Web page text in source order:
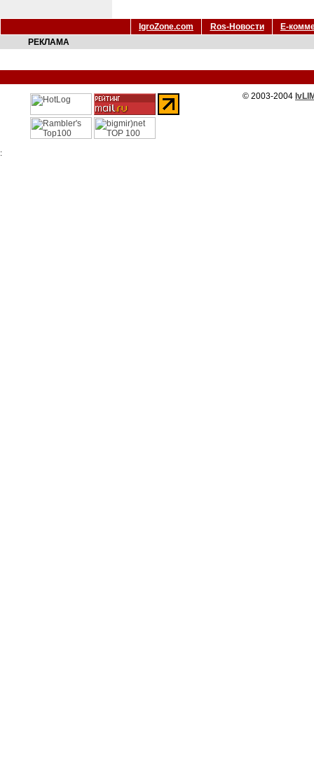
IgroZone.com Ros-Новости
Е-
РЕКЛАМА
© 2003-2004
: